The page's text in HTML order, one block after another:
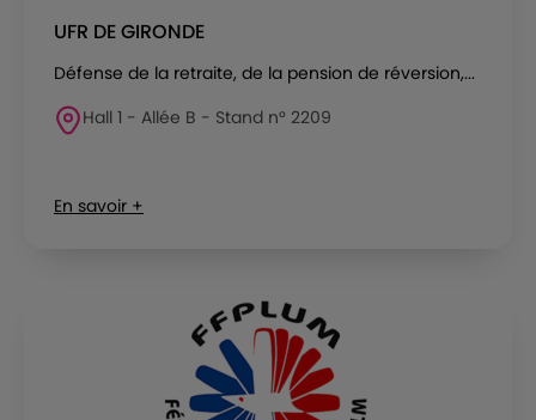
UFR DE GIRONDE
Défense de la retraite, de la pension de réversion,...
Hall 1 - Allée B - Stand n° 2209
En savoir +